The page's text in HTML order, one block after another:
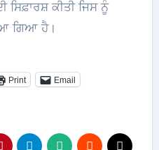
ਕੀਤੀ ਜਿਸ ਨੂੰ
ਗਿਆ ਹੈ।
Print Email